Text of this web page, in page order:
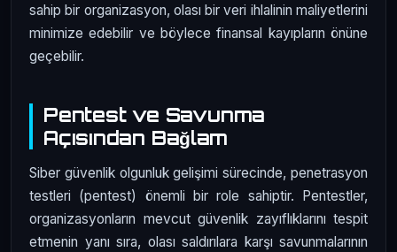
sahip bir organizasyon, olası bir veri ihlalinin maliyetlerini
minimize edebilir ve böylece finansal kayıpların önüne
geçebilir.
Pentest ve Savunma
Açısından Bağlam
Siber güvenlik olgunluk gelişimi sürecinde, penetrasyon
testleri (pentest) önemli bir role sahiptir. Pentestler,
organizasyonların mevcut güvenlik zayıflıklarını tespit
etmenin yanı sıra, olası saldırılara karşı savunmalarının